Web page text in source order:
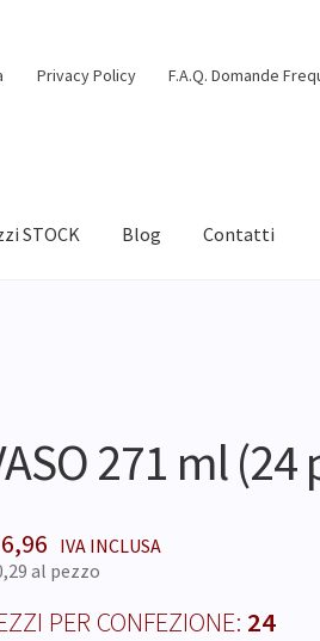
Privacy Policy F.A.Q. Domande
STOCK Blog Contatti
271 ml (24
al pezzo
PER CONFEZIONE: 24